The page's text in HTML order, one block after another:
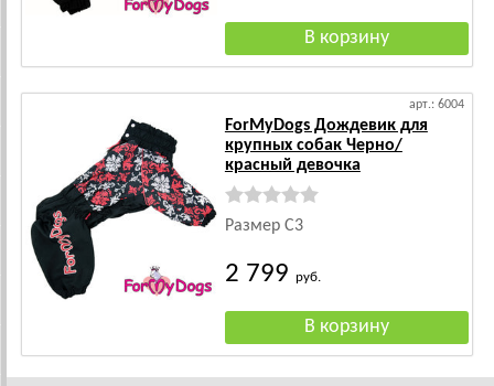
арт.: 6004
ForMyDogs Дождевик для
крупных собак Черно/
красный девочка
Размер C3
2 799 руб.